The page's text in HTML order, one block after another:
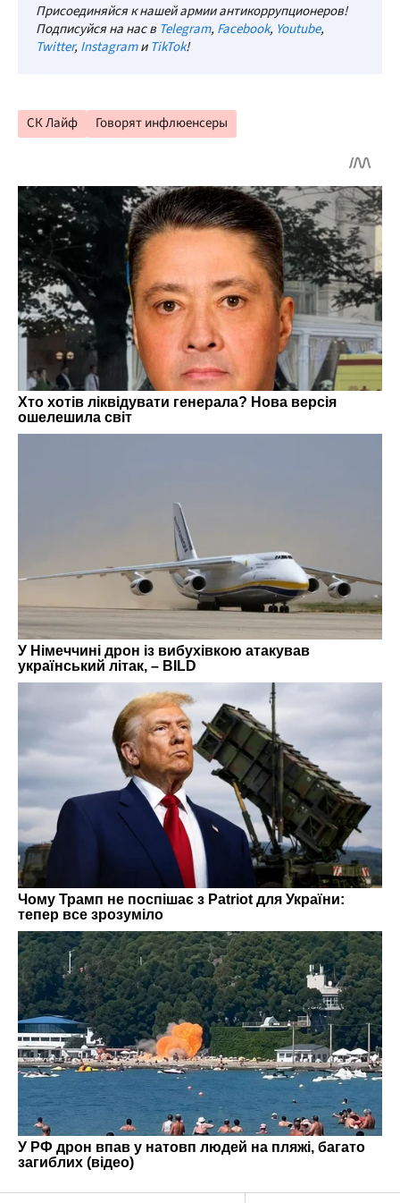
Присоединяйся к нашей армии антикоррупционеров!
Подписуйся на нас в Telegram, Facebook, Youtube,
Twitter, InstagramиTikTok!
СК Лайф Говорят инфлюенсеры